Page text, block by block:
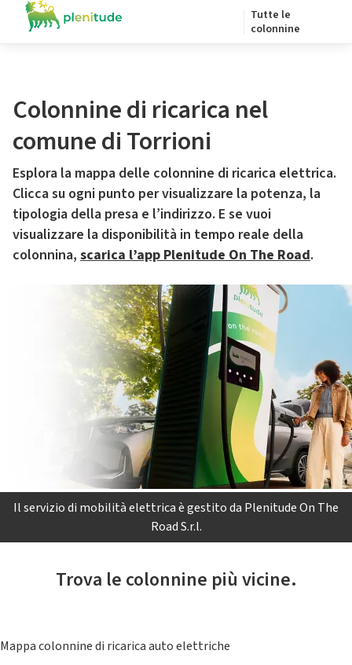
Tutte le
colonnine
Colonnine di ricarica nel
comune di Torrioni
Esplora la mappa delle colonnine di ricarica elettrica.
Clicca su ogni punto per visualizzare la potenza, la
tipologia della presa e l’indirizzo. E se vuoi
visualizzare la disponibilità in tempo reale della
colonnina, scarica l’app Plenitude On The Road.
Il servizio di mobilità elettrica è gestito da Plenitude On The
Road S.r.l.
Trova le colonnine più vicine.
Mappa colonnine di ricarica auto elettriche